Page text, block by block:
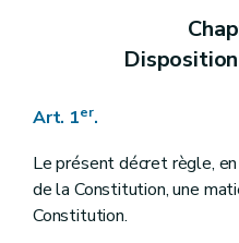
Art. 25
Art. 28
Art. 30
Art. 31
Art. 32
Art. 33
Art. 1er.
Le présent décret règle,
de la Constitution, une
Constitution.